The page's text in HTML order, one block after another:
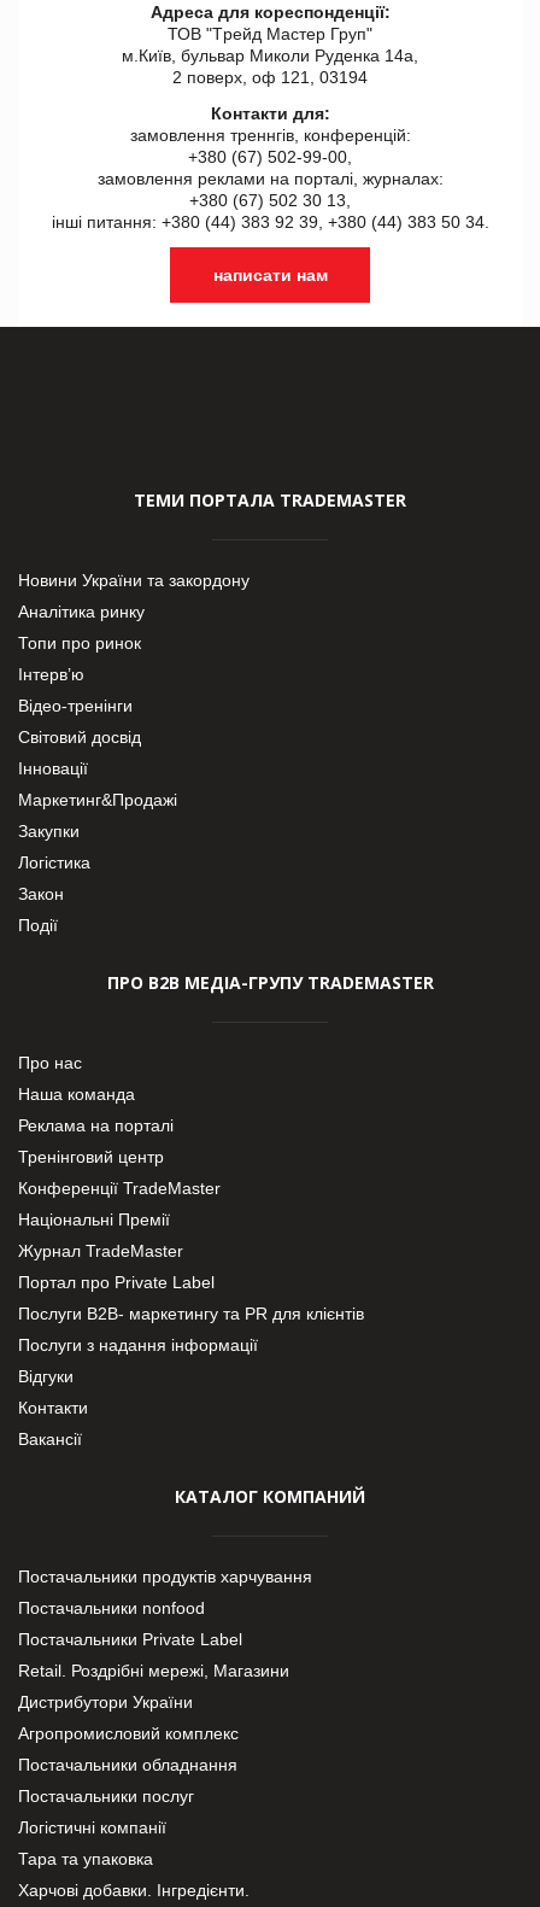
Адреса для кореспонденції:
ТОВ "Tрейд Мастер Груп"
м.Київ, бульвар Миколи Руденка 14а,
2 поверх, оф 121, 03194
Контакти для:
замовлення треннгів, конференцій:
+380 (67) 502-99-00,
замовлення реклами на порталі, журналах:
+380 (67) 502 30 13,
інші питання: +380 (44) 383 92 39, +380 (44) 383 50 34.
написати нам
ТЕМИ ПОРТАЛА TRADEMASTER
Новини України та закордону
Аналітика ринку
Топи про ринок
Інтерв’ю
Відео-тренінги
Світовий досвід
Інновації
Маркетинг&Продажі
Закупки
Логістика
Закон
Події
ПРО В2В МЕДІА-ГРУПУ TRADEMASTER
Про нас
Наша команда
Реклама на порталі
Тренінговий центр
Конференції TradeMaster
Національні Премії
Журнал TradeMaster
Портал про Private Label
Послуги В2В- маркетингу та PR для клієнтів
Послуги з надання інформації
Відгуки
Контакти
Вакансії
КАТАЛОГ КОМПАНИЙ
Постачальники продуктів харчування
Постачальники nonfood
Постачальники Private Label
Retail. Роздрібні мережі, Магазини
Дистрибутори України
Агропромисловий комплекс
Постачальники обладнання
Постачальники послуг
Логістичні компанії
Тара та упаковка
Харчові добавки. Інгредієнти.